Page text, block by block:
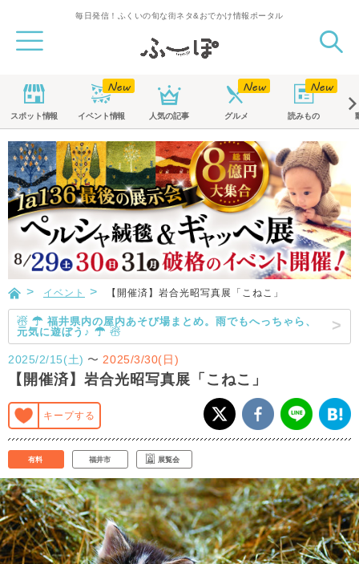
毎日発信！ふくいの旬な街ネタ&おでかけ情報ポータル
スポット情報 イベント情報 人気の記事 グルメ 読みもの
イベント 【開催済】岩合光昭写真展「こねこ」
☃ ☂ 福井県内の屋内あそび場まとめ。雨でもへっちゃら、
元気に遊ぼう♪ ☂ ☃
2025/2/15(土) 〜 2025/3/30(日)
【開催済】岩合光昭写真展「こねこ」
キープする
有料 福井市 展覧会